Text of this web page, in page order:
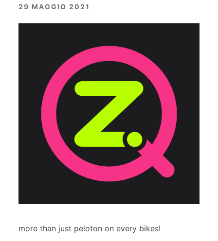
29 MAGGIO 2021
more than just peloton on every bikes!